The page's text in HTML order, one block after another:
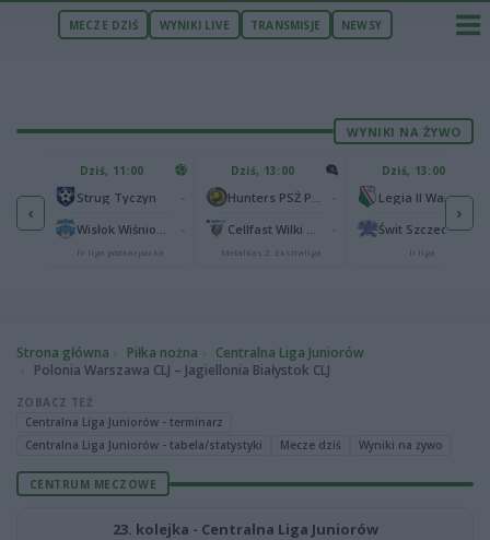
MECZE DZIŚ WYNIKI LIVE TRANSMISJE NEWSY
WYNIKI NA ŻYWO
‹
Podbeskidzie Bielsko-Biała2
2
Dziś, 11:00
Strug Tyczyn
IV liga podkarpacka
Dziś, 13:00
Metalkas 2. Ekstraliga
Dziś, 13:00
Legia II Warszawa
Świt Szczecin
II liga
›
Strona główna Piłka nożna
Centralna Liga Juniorów
Polonia Warszawa CLJ – Jagiellonia Białystok CLJ
ZOBACZ TEŻ
Centralna Liga Juniorów - terminarz
Centralna Liga Juniorów - tabela/statystyki
Mecze dziś Wyniki na żywo
CENTRUM MECZOWE
23. kolejka - Centralna Liga Juniorów